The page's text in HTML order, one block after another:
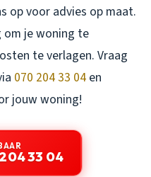
op voor advies op maat.
om je woning te
te verlagen. Vraag
070 204 33 04 en
jouw woning!
33 04